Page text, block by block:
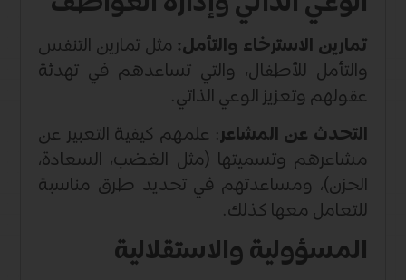
تمارين الاسترخاء والتأمل: مثل تمارين التنفس
والتأمل للأطفال، والتي تساعدهم في تهدئة
عقولهم وتعزيز الوعي الذاتي.
التحدث عن المشاعر: علمهم كيفية التعبير عن
مشاعرهم وتسميتها (مثل الغضب، السعادة،
الحزن)، ومساعدتهم في تحديد طرق مناسبة
للتعامل معها كذلك.
المسؤولية والاستقلالية